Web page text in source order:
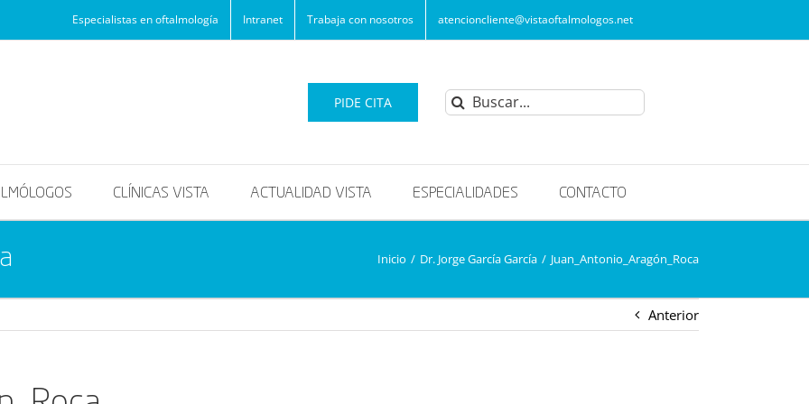
Especialistas en oftalmología Intranet Trabaja con nosotros atencioncliente@vistaoftalmologos.net
PIDE CITA Buscar:
CLÍNICAS VISTA ACTUALIDAD VISTA ESPECIALIDADES CONTACTO
Inicio / Dr. Jorge García García / Juan_Antonio_Aragón_Roca
Anterior